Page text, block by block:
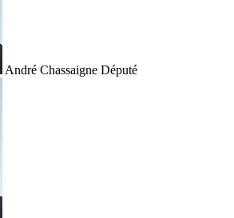
André Chassaigne Député